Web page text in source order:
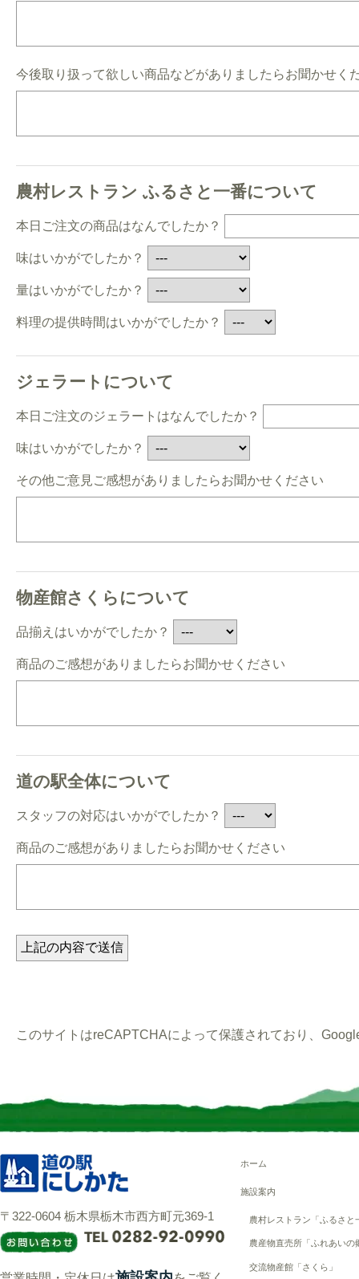
今後取り扱って欲しい商品などがありましたらお聞かせく
農村レストラン ふるさと一番について
本日ご注文の商品はなんでしたか？
味はいかがでしたか？
量はいかがでしたか？
料理の提供時間はいかがでしたか？
ジェラートについて
本日ご注文のジェラートはなんでしたか？
味はいかがでしたか？
その他ご意見ご感想がありましたらお聞かせください
物産館さくらについて
品揃えはいかがでしたか？
商品のご感想がありましたらお聞かせください
道の駅全体について
スタッフの対応はいかがでしたか？
商品のご感想がありましたらお聞かせください
このサイトはreCAPTCHAによって保護されており、
〒322-0604 栃木県栃木市西方町元369-1
ホーム
施設案内
農村レストラン「ふるさと
農産物直売所「ふれあいの
交流物産館「さくら」